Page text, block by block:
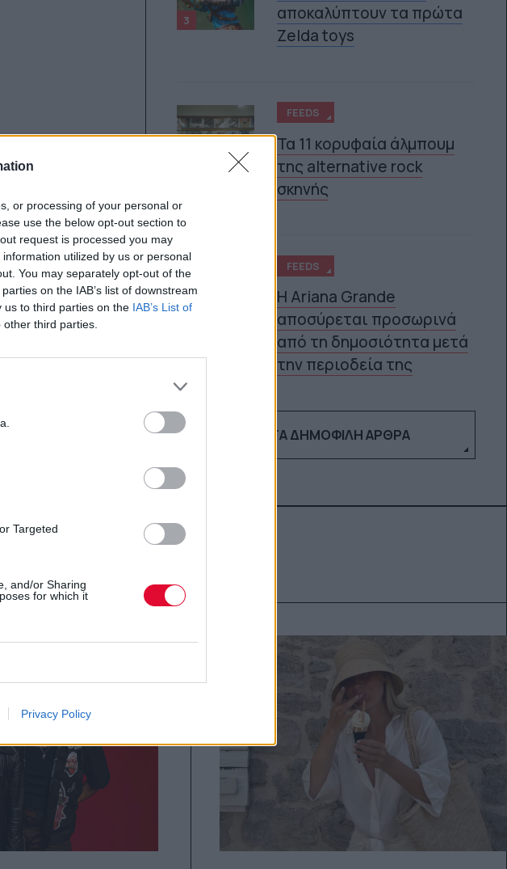
or processing of your personal or
use the below opt-out section to
request is processed you may
utilized by us or personal
You may separately opt-out of the
on the IAB’s list of downstream
us to third parties on the IAB’s List of
third parties.
Targeted
and/or Sharing
for which it
Privacy Policy
3
αποκαλύπτουν τα πρώτα
Zelda toys
FEEDS
Τα 11 κορυφαία άλμπουμ
της alternative rock
σκηνής
FEEDS
Η Ariana Grande
αποσύρεται προσωρινά
από τη δημοσιότητα μετά
την περιοδεία της
ΔΕΣ ΤΑ ΔΗΜΟΦΙΛΉ ΆΡΘΡΑ